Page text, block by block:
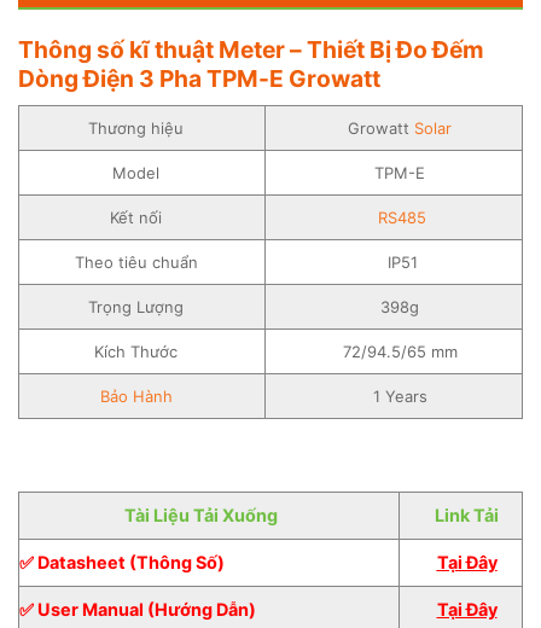
Thông số kĩ thuật Meter – Thiết Bị Đo Đếm
Dòng Điện 3 Pha TPM-E Growatt
Thương hiệu Growatt Solar
Model TPM-E
Kết nối RS485
Theo tiêu chuẩn IP51
Trọng Lượng 398g
Kích Thước 72/94.5/65 mm
Bảo Hành 1 Years
Tài Liệu Tải Xuống Link Tải
✅ Datasheet (Thông Số) Tại Đây
✅ User Manual (Hướng Dẫn) Tại Đây